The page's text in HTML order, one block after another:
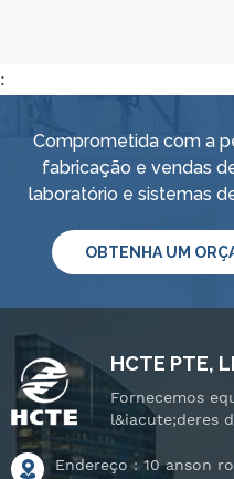
:
Comprometida com a
fabricação e vendas
laboratório e sistemas
OBTENHA UM
HCTE PTE,
Fornecemos
l&iacute;deres
Endereço : 10 anson